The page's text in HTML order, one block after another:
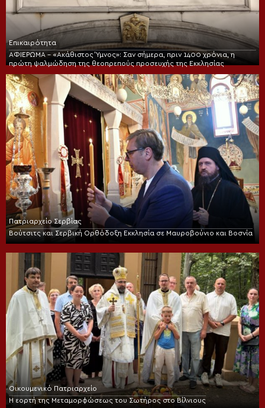
Επικαιρότητα
ΑΦΙΕΡΩΜΑ – «Ακάθιστος Ύμνος»: Σαν σήμερα, πριν 1400 χρόνια, η
πρώτη ψαλμώδηση της θεοπρεπούς προσευχής της Εκκλησίας
Πατριαρχείο Σερβίας
Βούτσιτς και Σερβική Ορθόδοξη Εκκλησία σε Μαυροβούνιο και Βοσνία
Οικουμενικό Πατριαρχείο
Η εορτή της Μεταμορφώσεως του Σωτήρος στο Βίλνιους